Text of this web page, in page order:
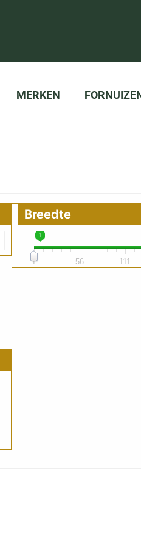
MERKEN
Breedte
1
1 56 111